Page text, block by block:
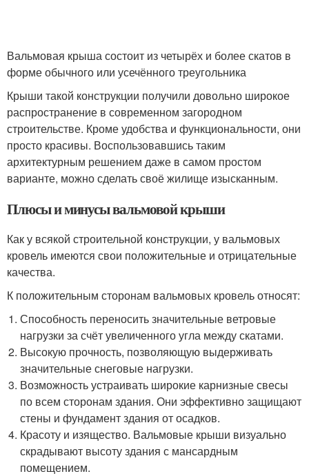
Вальмовая крыша состоит из четырёх и более скатов в
форме обычного или усечённого треугольника
Крыши такой конструкции получили довольно широкое
распространение в современном загородном
строительстве. Кроме удобства и функциональности, они
просто красивы. Воспользовавшись таким
архитектурным решением даже в самом простом
варианте, можно сделать своё жилище изысканным.
Плюсы и минусы вальмовой крыши
Как у всякой строительной конструкции, у вальмовых
кровель имеются свои положительные и отрицательные
качества.
К положительным сторонам вальмовых кровель относят:
Способность переносить значительные ветровые
нагрузки за счёт увеличенного угла между скатами.
Высокую прочность, позволяющую выдерживать
значительные снеговые нагрузки.
Возможность устраивать широкие карнизные свесы
по всем сторонам здания. Они эффективно защищают
стены и фундамент здания от осадков.
Красоту и изящество. Вальмовые крыши визуально
скрадывают высоту здания с мансардным
помещением.